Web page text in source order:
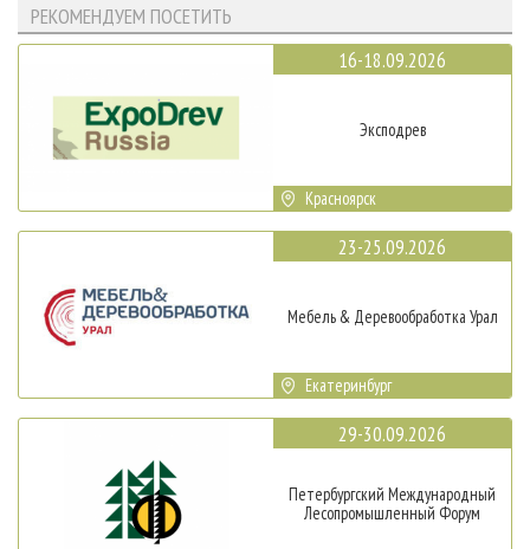
РЕКОМЕНДУЕМ ПОСЕТИТЬ
16-18.09.2026
Эксподрев
Красноярск
23-25.09.2026
Мебель & Деревообработка Урал
Екатеринбург
29-30.09.2026
Петербургский Международный
Лесопромышленный Форум